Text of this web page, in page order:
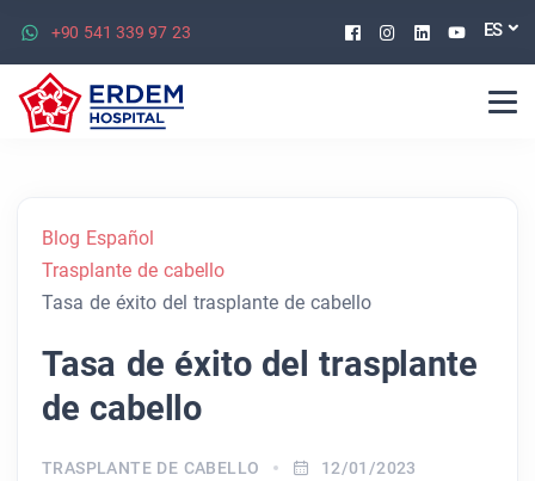
+90 541 339 97 23 Facebook
Instagram
Linkedin
ES
Blog Español
Trasplante de cabello
Tasa de éxito del trasplante de cabello
Tasa de éxito del trasplante
de cabello
TRASPLANTE DE CABELLO 12/01/2023